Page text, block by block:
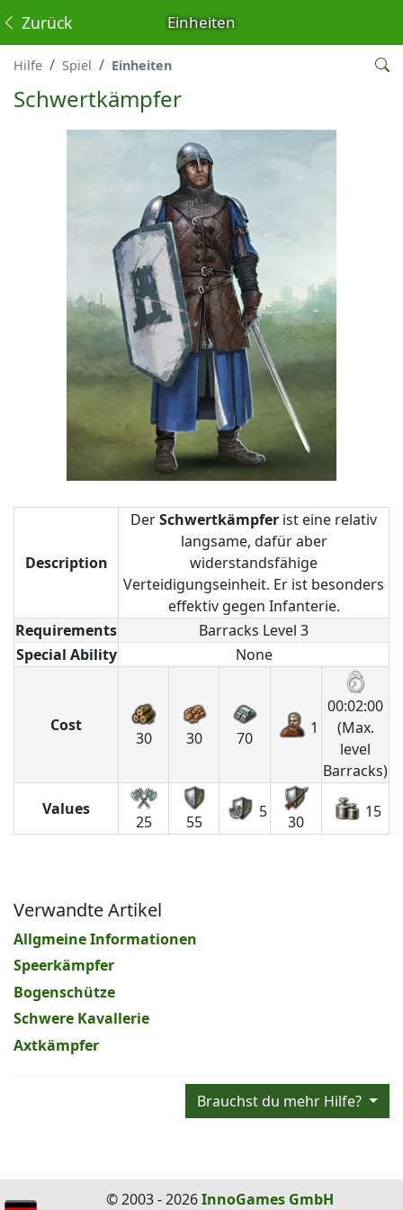
Einheiten
Zurück
Hilfe Spiel Einheiten
Schwertkämpfer
Description
DerSchwertkämpfer ist eine relativ
langsame, dafür aber
widerstandsfähige
Verteidigungseinheit. Er ist besonders
effektiv gegen Infanterie.
Requirements
Barracks Level 3
Special Ability
None
Cost
30 30 70
1
00:02:00
(Max.
level
Barracks)
Values
25 55
5
30
15
Verwandte Artikel
Allgmeine Informationen
Speerkämpfer
Bogenschütze
Schwere Kavallerie
Axtkämpfer
Brauchst du mehr Hilfe?
© 2003 - 2026InnoGames GmbH